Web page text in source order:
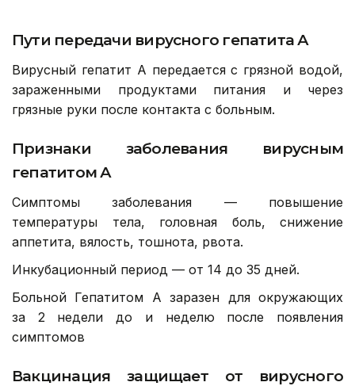
Пути передачи вирусного гепатита А
Вирусный гепатит А передается с грязной водой,
зараженными продуктами питания и через
грязные руки после контакта с больным.
Признаки заболевания вирусным
гепатитом А
Симптомы заболевания — повышение
температуры тела, головная боль, снижение
аппетита, вялость, тошнота, рвота.
Инкубационный период — от 14 до 35 дней.
Больной Гепатитом А заразен для окружающих
за 2 недели до и неделю после появления
симптомов
Вакцинация защищает от вирусного